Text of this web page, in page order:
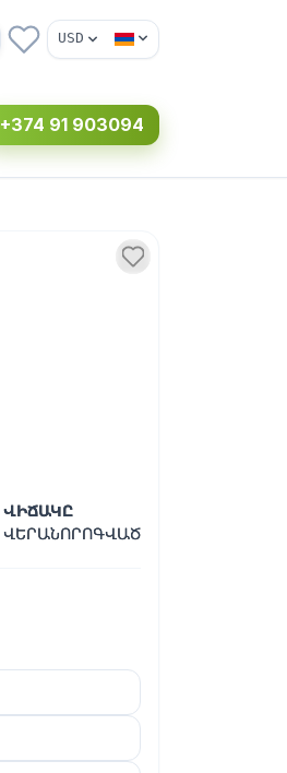
USD
+374 91 903094
ՎԻՃԱԿԸ
ՎԵՐԱՆՈՐՈԳՎԱԾ